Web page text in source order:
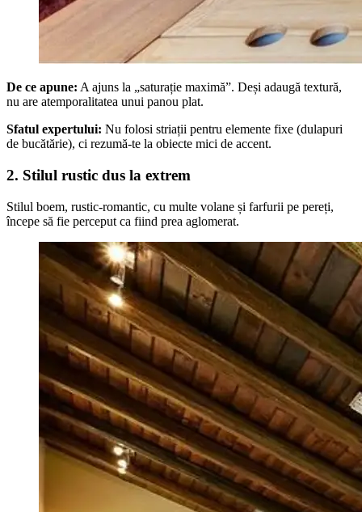
De ce apune: A ajuns la „saturație maximă”. Deși adaugă textură,
nu are atemporalitatea unui panou plat.
Sfatul expertului: Nu folosi striații pentru elemente fixe (dulapuri
de bucătărie), ci rezumă-te la obiecte mici de accent.
2. Stilul rustic dus la extrem
Stilul boem, rustic-romantic, cu multe volane și farfurii pe pereți,
începe să fie perceput ca fiind prea aglomerat.